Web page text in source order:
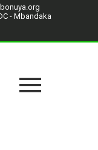
- Mbandaka